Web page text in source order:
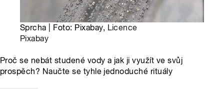
Sprcha | Foto: Pixabay, Licence
Pixabay
Proč se nebát studené vody a jak ji využít ve svůj
prospěch? Naučte se tyhle jednoduché rituály